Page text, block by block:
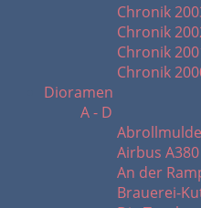
Chronik
Chronik
Chronik
Chronik
Dioramen
A - D
Abrollmulde
Airbus A380
An der
Brauerei-